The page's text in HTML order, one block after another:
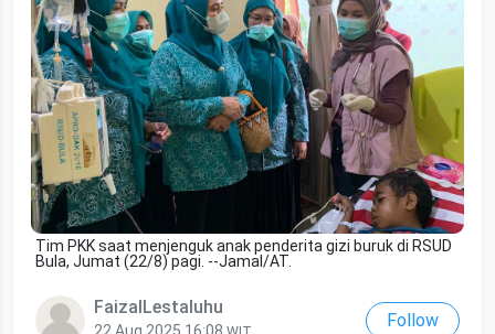
Tim PKK saat menjenguk anak penderita gizi buruk di RSUD
Bula, Jumat (22/8) pagi. --Jamal/AT.
FaizalLestaluhu
Follow